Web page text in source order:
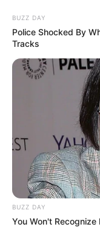
BUZZ DAY
Police Shocked By
Tracks
BUZZ DAY
You Won't